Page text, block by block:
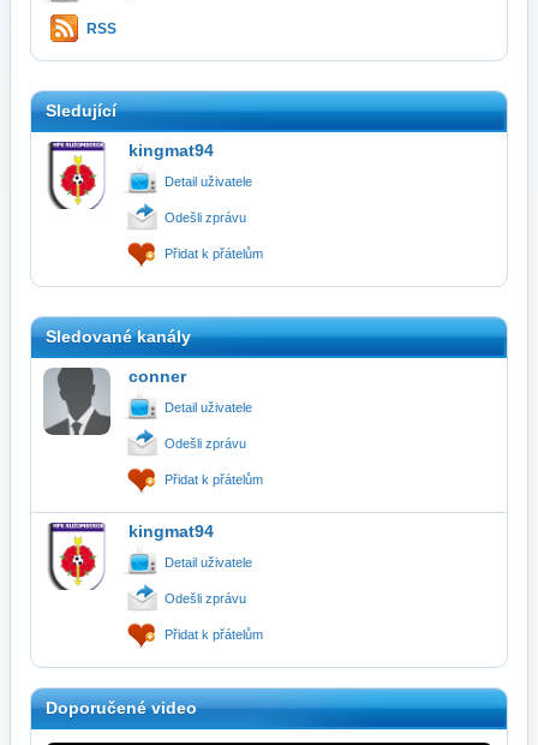
RSS
Sledující
kingmat94
Detail uživatele
Odešli zprávu
Přidat k přátelům
Sledované kanály
conner
Detail uživatele
Odešli zprávu
Přidat k přátelům
kingmat94
Detail uživatele
Odešli zprávu
Přidat k přátelům
Doporučené video